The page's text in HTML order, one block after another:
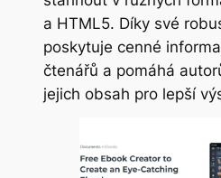
a HTML5. Díky své
poskytuje cenné
čtenářů a pomáhá
jejich obsah pro lepší